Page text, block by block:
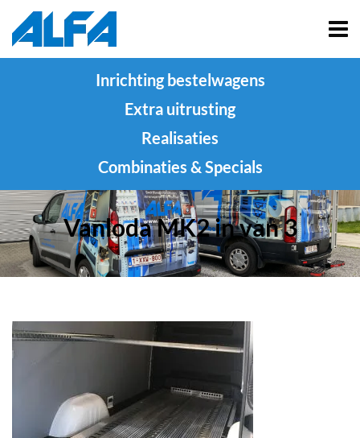
Inrichting bestelwagens
Extra uitrusting
Realisaties
Combinaties & Specials
Vanloda MK2 in van 3